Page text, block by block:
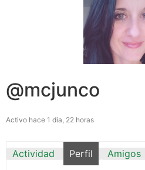
@mcjunco
Activo hace 1 dia, 22 horas
Actividad Perfil Amigos